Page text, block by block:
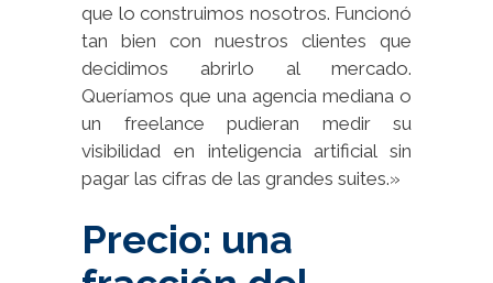
que lo construimos nosotros. Funcionó
tan bien con nuestros clientes que
decidimos abrirlo al mercado.
Queríamos que una agencia mediana o
un freelance pudieran medir su
visibilidad en inteligencia artificial sin
pagar las cifras de las grandes suites.»
Precio: una